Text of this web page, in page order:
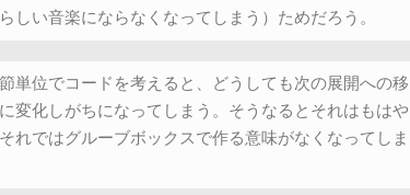
しい音楽にならなくなってしまう）ためだろう。
単位でコードを考えると、どうしても次の展開への移
変化しがちになってしまう。そうなるとそれはもはや
れではグルーブボックスで作る意味がなくなってしま